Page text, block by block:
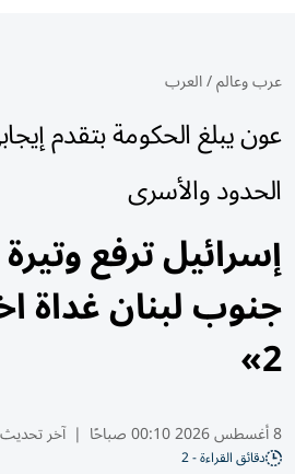
عرب وعالم/العرب
عون يبلغ الحكومة بتقدم
الحدود والأسرى
إسرائيل ترفع
جنوب لبنان غداة
2»
8 أغسطس 2026 00:10 صباحًا | آخر
دقائق القراءة - 2